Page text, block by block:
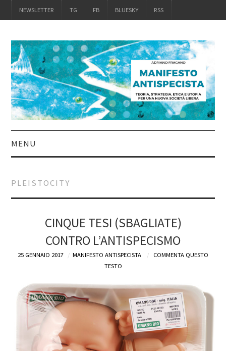
NEWSLETTER TG FB BLUESKY RSS
MENU
ACQUISTALO
DEFINIZIONI
BLOG
CONTATTI
PLEISTOCITY
CINQUE TESI (SBAGLIATE)
CONTRO L’ANTISPECISMO
25 GENNAIO 2017 MANIFESTO ANTISPECISTA
COMMENTA QUESTO
TESTO